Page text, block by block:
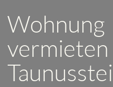
Wohnung
vermieten